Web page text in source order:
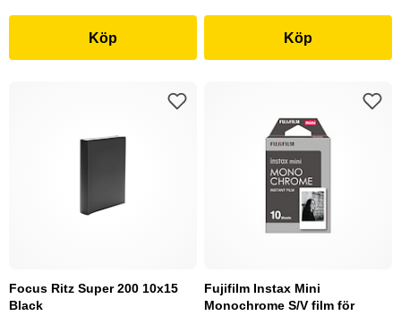
Köp Köp
Focus Ritz Super 200 10x15
Black
Fujifilm Instax Mini
Monochrome S/V film för